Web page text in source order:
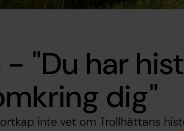
- "Du har
dig"
inte vet om Trollhättans